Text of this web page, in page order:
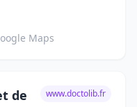
Maps
de
www.doctolib.fr